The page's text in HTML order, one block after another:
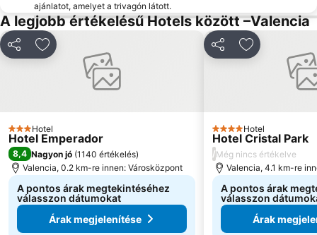
ajánlatot, amelyet a trivagón látott.
A legjobb értékelésű Hotels között –Valencia
MegosztásHozzáadás a kedvencekhez
3 Kategória
Hotel
Hotel Emperador
8,4 Nagyon jó (1140 értékelés)
Valencia, 0.2 km-re innen: Városközpont
A pontos árak megtekintéséhez
válasszon dátumokat
Árak megjelenítése
MegosztásHozzáadás
4 Kategória
Hotel
Hotel Cristal Park
/Még nincs értékelve
Valencia, 4.1 km-re
A pontos árak
válasszon
Árak